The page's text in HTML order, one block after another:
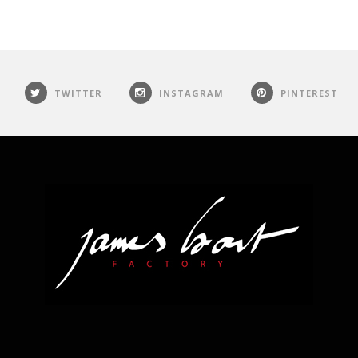
TWITTER INSTAGRAM PINTEREST